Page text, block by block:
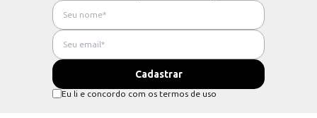
Eu li e concordo com os termos de uso